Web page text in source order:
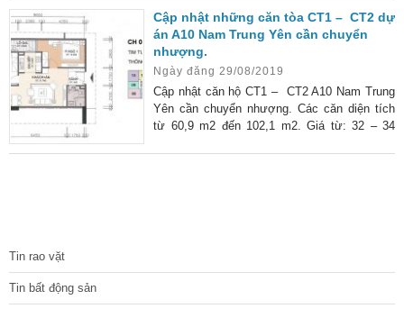
Cập nhật những căn tòa CT1 – CT2 dự
án A10 Nam Trung Yên cần chuyển
nhượng.
Ngày đăng 29/08/2019
Cập nhật căn hộ CT1 – CT2 A10 Nam Trung
Yên cần chuyển nhượng. Các căn diện tích
từ 60,9 m2 đến 102,1 m2. Giá từ: 32 – 34
Tin rao vặt
Tin bất động sản